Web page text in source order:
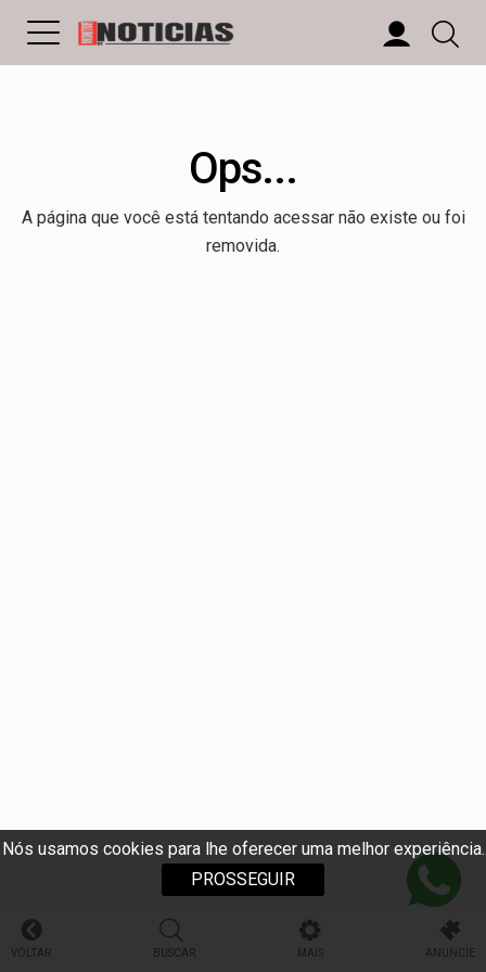
Nós usamos cookies para lhe oferecer uma melhor experiência.
PROSSEGUIR
Ops...
A página que você está tentando acessar não existe ou foi
removida.
VOLTAR BUSCAR MAIS ANUNCIE